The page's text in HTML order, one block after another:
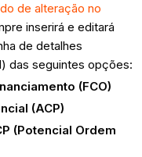
de alteração no
inserirá e editará
de detalhes
das seguintes opções:
(FCO)
(ACP)
(Potencial Ordem